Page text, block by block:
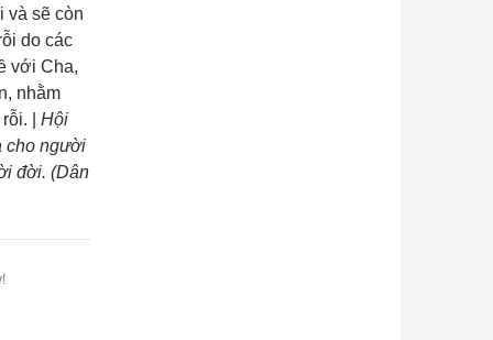
và sẽ còn
do các
với Cha,
nhằm
| Hội
cho người
đời. (Dân